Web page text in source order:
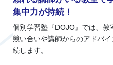
集中力が持続！
個別学習塾『DOJO』では、
競い合いや講師からのアドバ
続します。